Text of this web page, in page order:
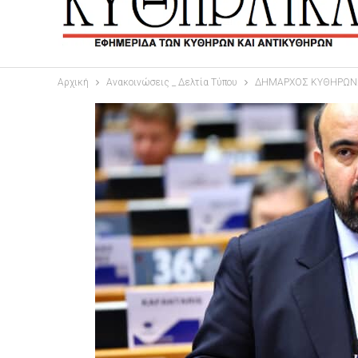
Αρχική Ανακοινώσεις _ Δελτία Τύπου ΔΗΜΑΡΧΟΣ ΚΥΘΗΡΩΝ: